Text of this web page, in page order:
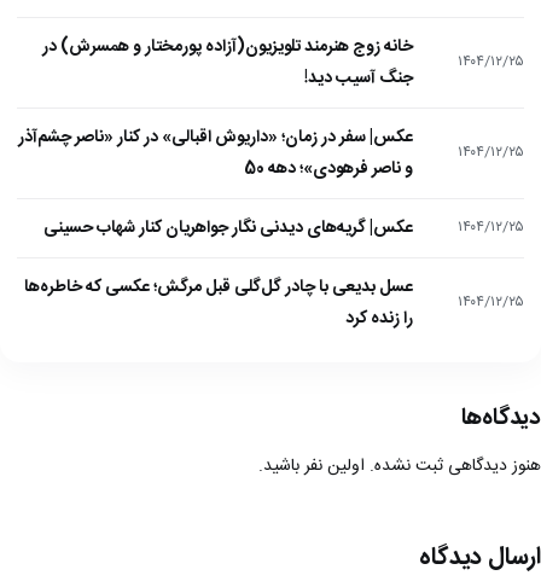
۱۴۰۴/۱۲/۲۵
خانه زوج هنرمند تلویزیون(آزاده پورمختار و همسرش) در
جنگ آسیب دید!
۱۴۰۴/۱۲/۲۵
عکس| سفر در زمان؛ «داریوش اقبالی» در کنار «ناصر چشم‌آذر
و ناصر فرهودی»؛ دهه 50
۱۴۰۴/۱۲/۲۵ عکس| گریه‌های دیدنی نگار جواهریان کنار شهاب حسینی
۱۴۰۴/۱۲/۲۵
عسل بدیعی با چادر گل‌گلی قبل مرگش؛ عکسی که خاطره‌ها
را زنده کرد
دیدگاه‌ها
هنوز دیدگاهی ثبت نشده. اولین نفر باشید.
ارسال دیدگاه